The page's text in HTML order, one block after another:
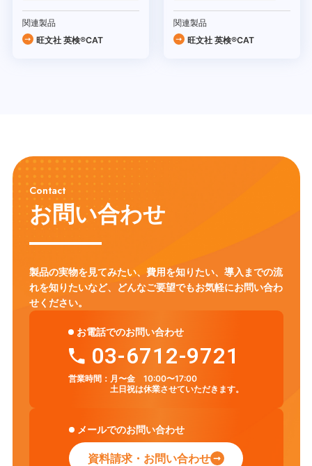
関連製品
旺文社 英検®CAT
関連製品
旺文社 英検®CAT
Contact
お問い合わせ
製品の実物を見てみたい、費用を知りたい、導入までの流
れを知りたいなど、
どんなご要望でもお気軽にお問い合わ
せください。
お電話でのお問い合わせ
03-6712-9721
営業時間： 月〜金 10:00〜17:00
土日祝は休業させていただきます。
メールでのお問い合わせ
資料請求・お問い合わせ